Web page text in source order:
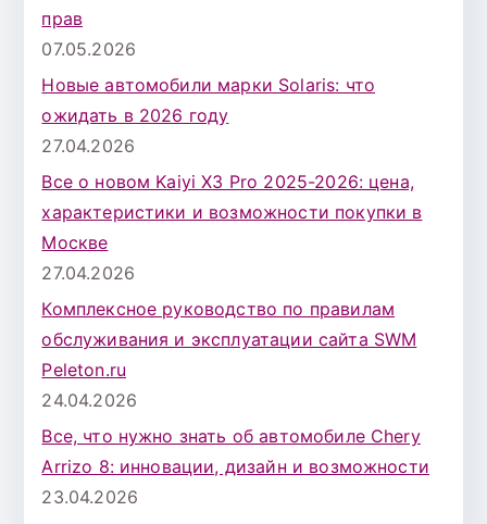
прав
07.05.2026
Новые автомобили марки Solaris: что
ожидать в 2026 году
27.04.2026
Все о новом Kaiyi X3 Pro 2025-2026: цена,
характеристики и возможности покупки в
Москве
27.04.2026
Комплексное руководство по правилам
обслуживания и эксплуатации сайта SWM
Peleton.ru
24.04.2026
Все, что нужно знать об автомобиле Chery
Arrizo 8: инновации, дизайн и возможности
23.04.2026